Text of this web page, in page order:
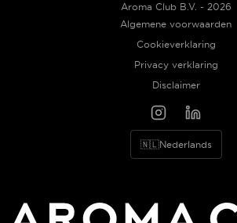
Aroma Club B.V. - 2026
Algemene voorwaarden
Cookieverklaring
Privacy verklaring
Disclaimer
🇳🇱Nederlands